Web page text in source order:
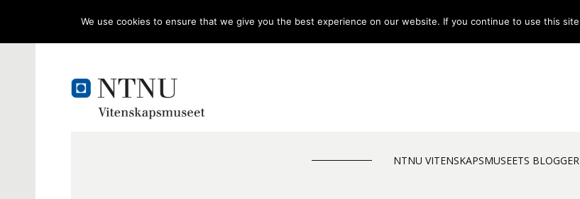
NTNU VITENSKAPSMUSEETS BLOGGER
We use cookies to ensure that we give you the best experience on our website. If you continue to use this